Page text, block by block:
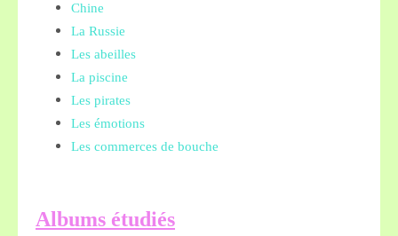
Chine
La Russie
Les abeilles
La piscine
Les pirates
Les émotions
Les commerces de bouche
Albums étudiés